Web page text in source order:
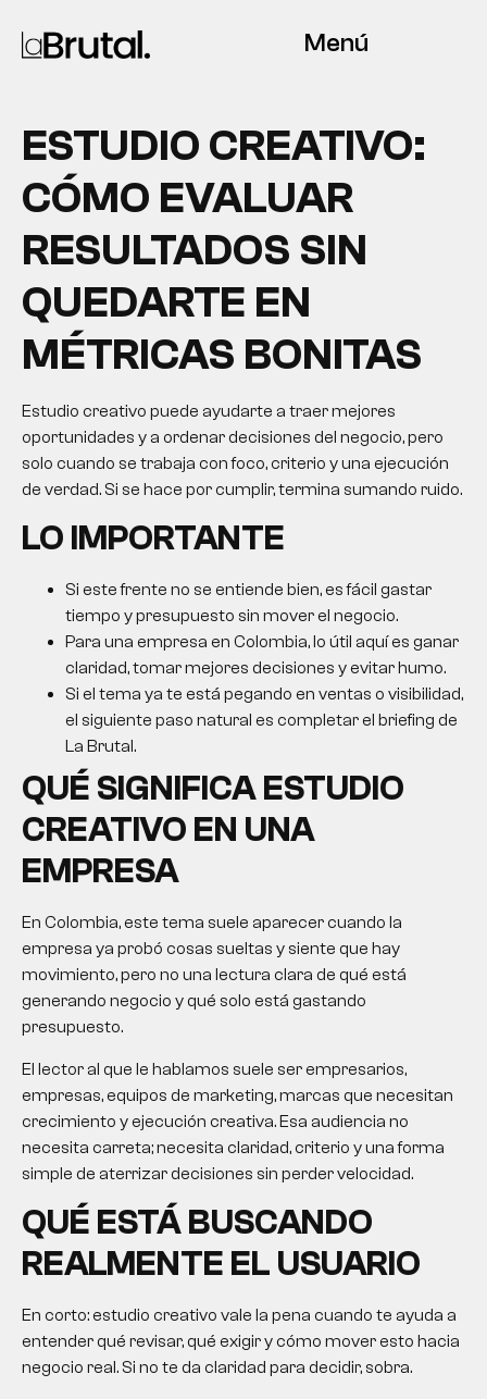
Menú
ESTUDIO CREATIVO:
CÓMO EVALUAR
RESULTADOS SIN
QUEDARTE EN
MÉTRICAS BONITAS
Estudio creativo puede ayudarte a traer mejores
oportunidades y a ordenar decisiones del negocio, pero
solo cuando se trabaja con foco, criterio y una ejecución
de verdad. Si se hace por cumplir, termina sumando ruido.
LO IMPORTANTE
Si este frente no se entiende bien, es fácil gastar
tiempo y presupuesto sin mover el negocio.
Para una empresa en Colombia, lo útil aquí es ganar
claridad, tomar mejores decisiones y evitar humo.
Si el tema ya te está pegando en ventas o visibilidad,
el siguiente paso natural es completar el briefing de
La Brutal.
QUÉ SIGNIFICAESTUDIO
CREATIVO EN UNA
EMPRESA
En Colombia, este tema suele aparecer cuando la
empresa ya probó cosas sueltas y siente que hay
movimiento, pero no una lectura clara de qué está
generando negocio y qué solo está gastando
presupuesto.
El lector al que le hablamos suele ser empresarios,
empresas, equipos de marketing, marcas que necesitan
crecimiento y ejecución creativa. Esa audiencia no
necesita carreta; necesita claridad, criterio y una forma
simple de aterrizar decisiones sin perder velocidad.
QUÉ ESTÁ BUSCANDO
REALMENTE EL USUARIO
En corto: estudio creativo vale la pena cuando te ayuda a
entender qué revisar, qué exigir y cómo mover esto hacia
negocio real. Si no te da claridad para decidir, sobra.